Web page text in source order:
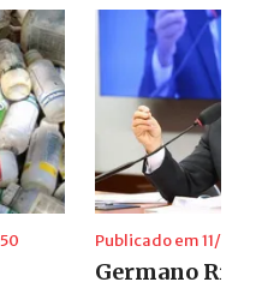
Publicado em 11/11/
Germano